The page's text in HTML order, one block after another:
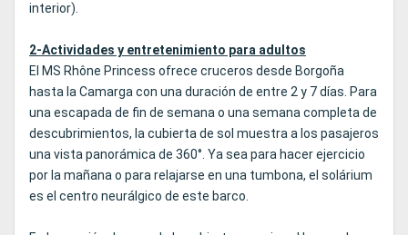
interior).
2-Actividades y entretenimiento para adultos
El MS Rhône Princess ofrece cruceros desde Borgoña
hasta la Camarga con una duración de entre 2 y 7 días. Para
una escapada de fin de semana o una semana completa de
descubrimientos, la cubierta de sol muestra a los pasajeros
una vista panorámica de 360°. Ya sea para hacer ejercicio
por la mañana o para relajarse en una tumbona, el solárium
es el centro neurálgico de este barco.